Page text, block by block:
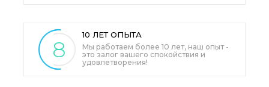
8
10 ЛЕТОПЫТА
Мы работаем более 10 лет, наш опыт -
это залог вашего спокойствия и
удовлетворения!